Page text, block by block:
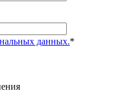
данных.*